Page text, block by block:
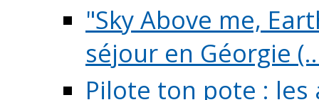
"Sky Above me,
séjour en Géorgie
Pilote ton pote :